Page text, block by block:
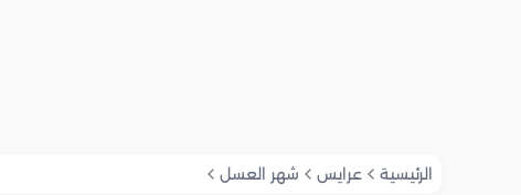
الرئيسية عرايس شهر العسل